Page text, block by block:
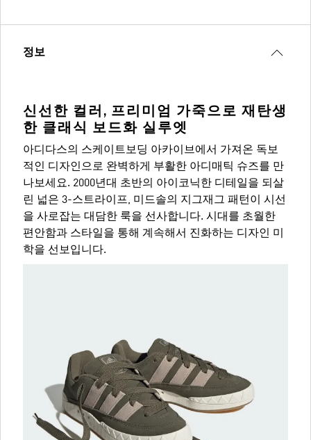
정보
신선한 컬러, 프리미엄 가죽으로 재탄생
한 클래식 보드화 실루엣
아디다스의 스케이트보딩 아카이브에서 가져온 독보
적인 디자인으로 완벽하게 부활한 아디매틱 슈즈를 만
나보세요. 2000년대 초반의 아이코닉한 디테일을 되살
린 넓은 3-스트라이프, 미드솔의 지그재그 패턴이 시선
을 사로잡는 대담한 룩을 선사합니다. 시대를 초월한
편안함과 스타일을 통해 계속해서 진화하는 디자인 미
학을 선보입니다.